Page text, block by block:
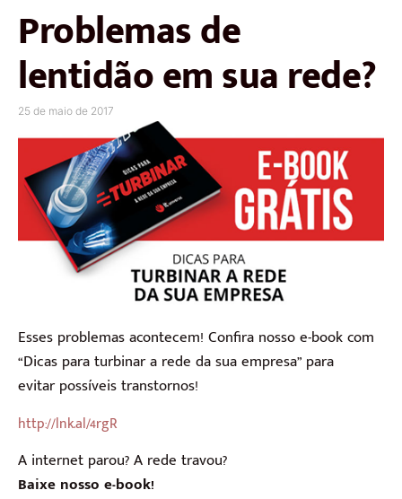
Problemas de
lentidão em sua rede?
25 de maio de 2017
Esses problemas acontecem! Confira nosso e-book com
“Dicas para turbinar a rede da sua empresa” para
evitar possíveis transtornos!
http://lnk.al/4rgR
A internet parou? A rede travou?
Baixe nosso e-book!